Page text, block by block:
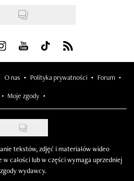
Facebook
us on Instagram
Visit us on Youtube
Visit us on Tiktok
Visit us on Rss
O nas Polityka prywatności Forum
Moje zgody
tekstów, zdjęć i materiałów wideo
całości lub w części wymaga uprzedniej
zgody wydawcy.